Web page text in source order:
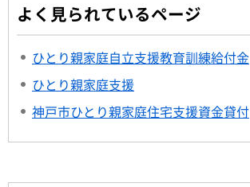
よく見られているページ
ひとり親家庭自立支援教育訓練給付金
ひとり親家庭支援
神戸市ひとり親家庭住宅支援資金貸付